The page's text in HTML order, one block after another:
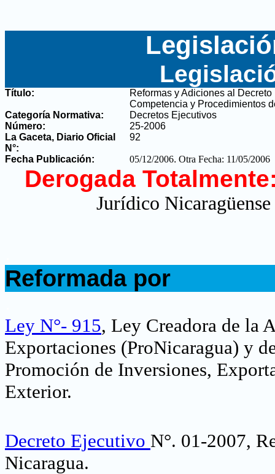
Título:
Reformas y Adiciones al
Competencia y Procedimientos
Categoría Normativa:
Decretos Ejecutivos
Número:
25-2006
La Gaceta, Diario Oficial
N°:
92
Fecha Publicación: 05/12/2006. Otra Fecha: 11/05/2006
Derogada
Jurídico
Reformada por
Ley N°- 915, Ley Creadora de la
Exportaciones (ProNicaragua) y
Promoción de Inversiones,
Exterior.
Decreto Ejecutivo N°. 01-2007,
Nicaragua.